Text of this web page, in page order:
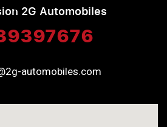
2G Automobiles
automobiles.com